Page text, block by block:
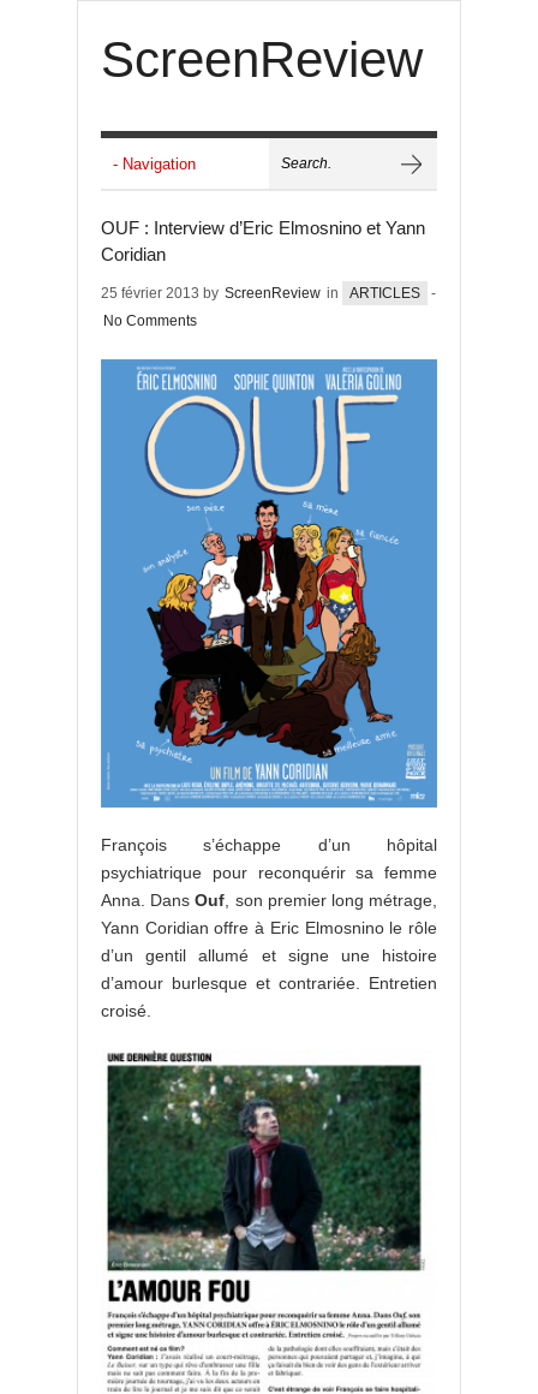
ScreenReview
OUF : Interview d’Eric Elmosnino et Yann
Coridian
25 février 2013 by ScreenReview in ARTICLES
-
No Comments
François s’échappe d’un hôpital
psychiatrique pour reconquérir sa femme
Anna. DansOuf, son premier long métrage,
Yann Coridian offre à Eric Elmosnino le rôle
d’un gentil allumé et signe une histoire
d’amour burlesque et contrariée. Entretien
croisé.